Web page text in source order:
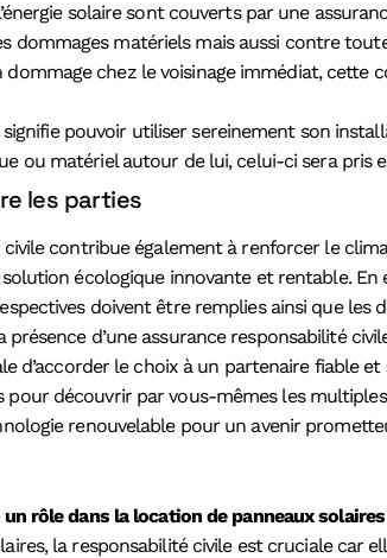
solaire sont couverts par une
dommages matériels mais aussi contre
chez le voisinage immédiat,
pouvoir utiliser sereinement son
ou matériel autour de lui, celui-ci sera
les parties
contribue également à renforcer le
écologique innovante et rentable.
doivent être remplies ainsi que
d’une assurance responsabilité
d’accorder le choix à un partenaire fiable
découvrir par vous-mêmes les
renouvelable pour un avenir
rôle dans la location de panneaux
la responsabilité civile est cruciale